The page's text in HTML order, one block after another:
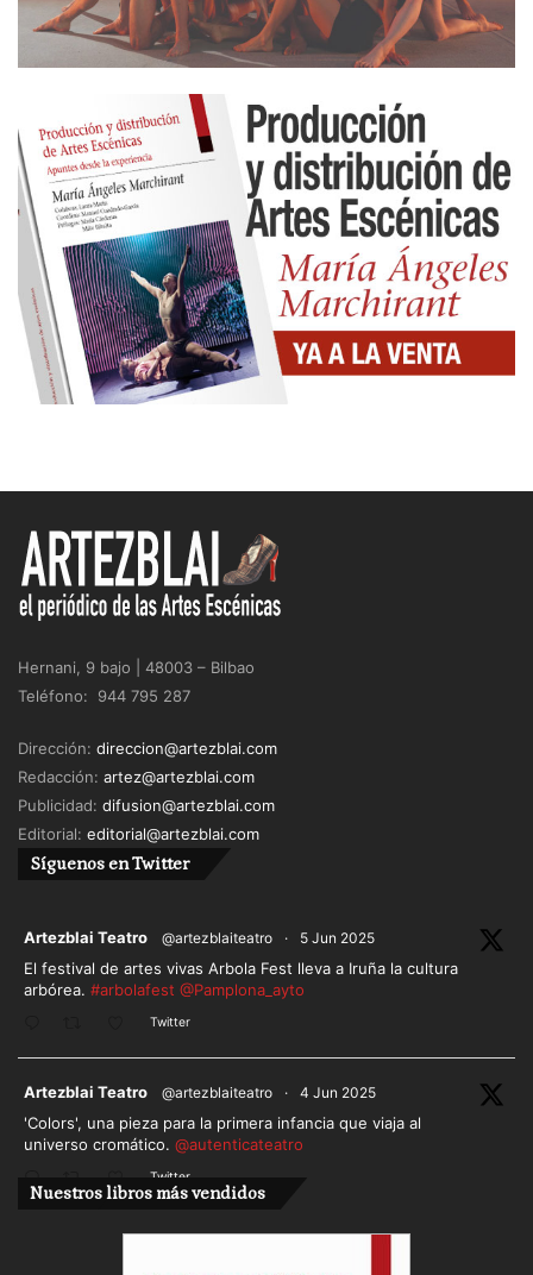
se estremece con sólo oír el rugido de la cascada
que cae al fondo del valle». Una descripción que
de paso del que hablamos.
Evidentemente, ese puente que el actor construye
no es una elaboración divina como el de Zeami. Es
un simple acto humano, a veces tan sencillo que
pasa desapercibido. Un calentamiento, un canto,
un estiramiento. Algo incluso más sencillo como un
cambio de ropa que implique algo más que un
desvestirse. Algo que incite a colgar
metafóricamente lo que nos cubre en el día a día.
Hernani, 9 bajo | 48003 – Bilbao
Teléfono: 944 795 287
Dirección: direccion@artezblai.com
Redacción: artez@artezblai.com
Publicidad: difusion@artezblai.com
Editorial: editorial@artezblai.com
Síguenos en Twitter
Artezblai Teatro @artezblaiteatro · 5 Jun 2025
El festival de artes vivas Arbola Fest lleva a Iruña la cultura
arbórea. #arbolafest @Pamplona_ayto
Twitter
Artezblai Teatro @artezblaiteatro · 4 Jun 2025
'Colors', una pieza para la primera infancia que viaja al
universo cromático. @autenticateatro
Twitter
Cargar más
Nuestros libros más vendidos